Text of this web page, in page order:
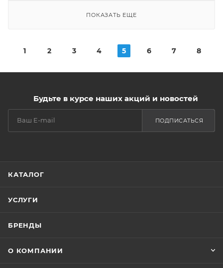
ПОКАЗАТЬ ЕЩЕ
1 2 3 4 5 6 7 8
Будьте в курсе наших акций и новостей
ПОДПИСАТЬСЯ
КАТАЛОГ
УСЛУГИ
БРЕНДЫ
О КОМПАНИИ